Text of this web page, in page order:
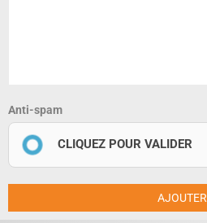
Anti-spam
CLIQUEZ POUR VALIDER
AJOUTER